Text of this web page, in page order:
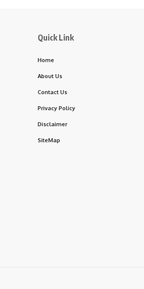
Quick Link
Home
About Us
Contact Us
Privacy Policy
Disclaimer
SiteMap